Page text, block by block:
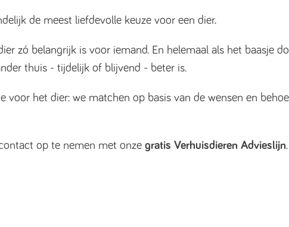
de meest liefdevolle keuze voor een dier.
zó belangrijk is voor iemand. En helemaal als het baasje
thuis - tijdelijk of blijvend - beter is.
voor het dier: we matchen op basis van de wensen en
op te nemen met onze gratis Verhuisdieren Advieslijn